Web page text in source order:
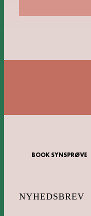
BOOK SYNSPRØVE
NYHEDSBREV